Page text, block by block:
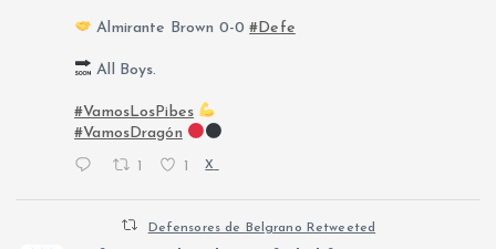
Almirante Brown 0-0#Defe
All Boys.
#VamosLosPibes
#VamosDragón
1 1 X
Defensores de Belgrano Retweeted